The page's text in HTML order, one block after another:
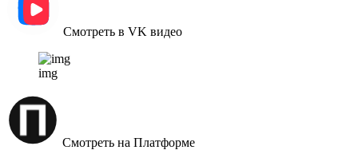
Смотреть в VK видео
img
Смотреть на Платформе